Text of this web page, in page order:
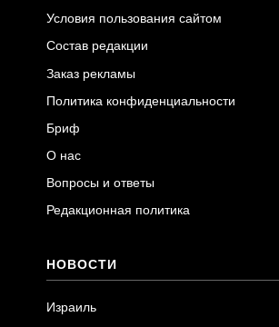
Условия пользования сайтом
Состав редакции
Заказ рекламы
Политика конфиденциальности
Бриф
О нас
Вопросы и ответы
Редакционная политика
НОВОСТИ
Израиль